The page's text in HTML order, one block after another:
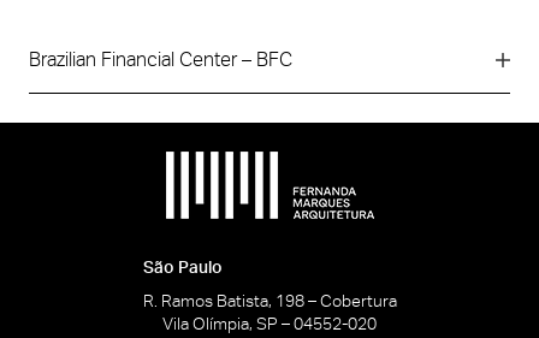
Brazilian Financial Center – BFC
São Paulo
R. Ramos Batista, 198 – Cobertura
Vila Olímpia, SP – 04552-020